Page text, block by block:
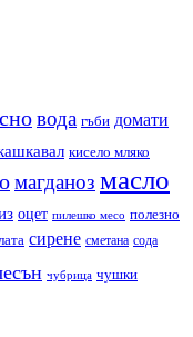
вода гъби домати
кисело мляко
магданоз масло
оцет пилешко месо полезно
сирене сметана сода
чубрица чушки